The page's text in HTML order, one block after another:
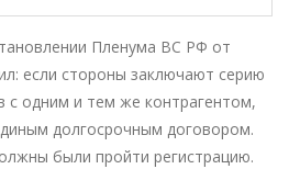
Пленума ВС РФ от
если стороны заключают серию
с одним и тем же контрагентом,
долгосрочным договором.
были пройти регистрацию.